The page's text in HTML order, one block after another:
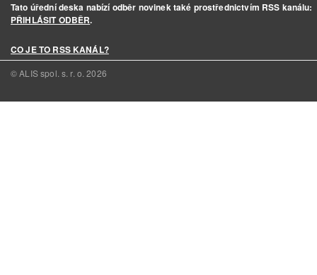
Tato úřední deska nabízí odběr novinek také prostřednictvím RSS kanálu:
PŘIHLÁSIT ODBĚR.
CO JE TO RSS KANÁL?
© ALIS spol. s. r. o.2026